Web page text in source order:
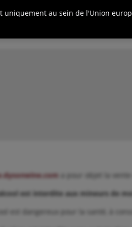
a pour objet la
est interdite aux mineurs de
est dangereux pour la santé, à
uniquement au sein de l'Union